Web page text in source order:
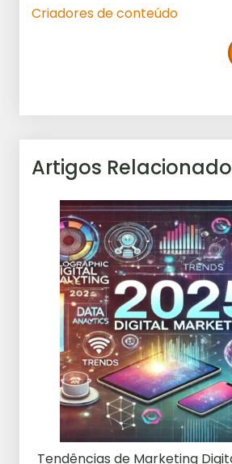
Criadores de conteúdo
Artigos
Tendências de Marketing